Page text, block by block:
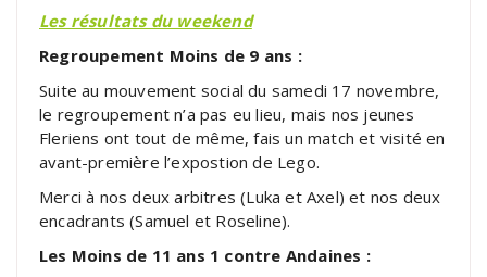
Les résultats du weekend
Regroupement Moins de 9 ans :
Suite au mouvement social du samedi 17 novembre,
le regroupement n’a pas eu lieu, mais nos jeunes
Fleriens ont tout de même, fais un match et visité en
avant-première l’expostion de Lego.
Merci à nos deux arbitres (Luka et Axel) et nos deux
encadrants (Samuel et Roseline).
Les Moins de 11 ans 1 contre Andaines :